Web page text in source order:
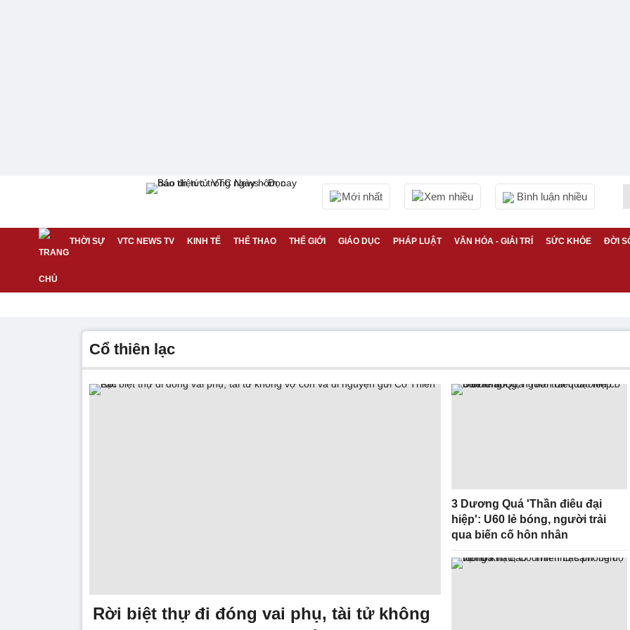
Mới nhất Xem nhiều Bình luận nhiều
THỜI SỰ VTC NEWS TV KINH TẾ THỂ THAO THẾ GIỚI GIÁO DỤC PHÁP LUẬT VĂN HÓA - GIẢI TRÍ SỨC KHỎE ĐỜI
cổ thiên lạc
Rời biệt thự đi đóng vai phụ, tài tử không
3 Dương Quá 'Thần điêu đại
hiệp': U60 lẻ bóng, người trải
qua biến cố hôn nhân